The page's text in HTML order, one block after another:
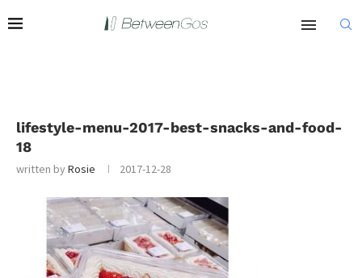
lifestyle-menu-2017-best-snacks-and-food-
18
written byRosie 2017-12-28